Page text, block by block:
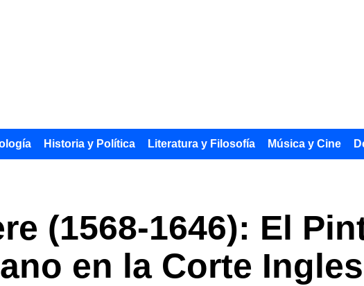
Historia y Política Literatura y Filosofía Música y Cine
(1568-1646): El
en la Corte